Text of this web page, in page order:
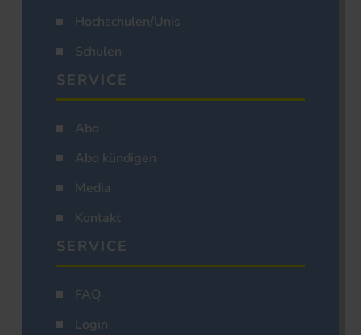
Hochschulen/Unis
Schulen
SERVICE
Abo
Abo kündigen
Media
Kontakt
SERVICE
FAQ
Login